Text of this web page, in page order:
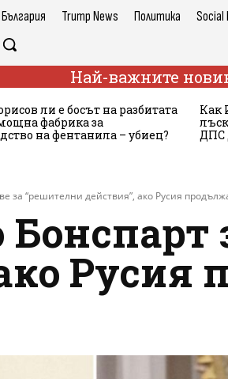
България Trump News Политика Social
Най-важните
ли е босът на разбитата
фабрика за
на фентанила – убиец?
Как
ДПС
за “решителни действия”, ако Русия
Русия